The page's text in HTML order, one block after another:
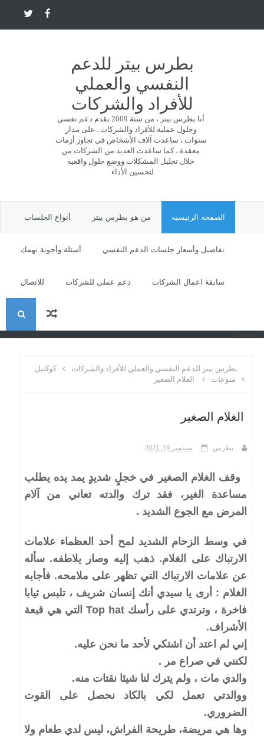
بطرس بيتر للدعم
النفسي والعملي
للأفراد والشركات
أنا بطرس بيتر ، من سنة 2009 بقدم دعم نفسي
وحلول عملية للأفراد والشركات . على مدار
سنوات ، ساعدت آلاف الأشخاص في تجاوز أزمات
معقدة ، كما ساعدت العديد من الشركات من
خلال تحليل المشكلات ووضع حلول واقعية
لتحسين الأداء .
الصفحة الرئيسية من هو بطرس بيتر أنواع الجلسات
تفاصيل وأسعار جلسات الدعم النفسي أسئلة وأجوبة تهمك
سابقة اعمال الشركات دعم عملي للشركات للاتصال
ا
بطرس بيتر للدعم النفسي والعملي للأفراد والشركات
كوكتيل
منوعات
الغلام الصغير
الغلام الصغير
بطرس سبتمبر 19, 2021
وقف الغلام الصغير في خجلٍ شديدٍ يمد يده يطلب
مساعدة الغير، فقد ترك والدته تعاني من آلام
المرض مع الجوع الشديد .
في وسط الزحام الشديد لمح أحد العظماء علامات
الارتباك على الغلام. ذهب إليه وصار يلاطفه. سأله
عن علامات الارتباك التي تظهر على ملامحه. فأجابه
الغلام : أرى يا سيدي أنك إنسان شريف ، تلبس ثيابا
فاخرة ، وترتدي على رأسك Top hat التي هي قبعة
الأشراف.
إني لم اعتد أن اشتكي لأحد ما نحن عليه.
لكنني في صراع مر .
والدي مات ، ولم يترك لنا شيئا نقتات منه.
ووالدتي تعمل لكي بالكاد نحصل على القوت
الضروري.
وها هي مريضة، طريحة الفراش، ليس لدي طعام ولا